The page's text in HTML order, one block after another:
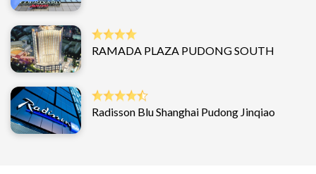
RAMADA PLAZA PUDONG SOUTH
Radisson Blu Shanghai Pudong Jinqiao